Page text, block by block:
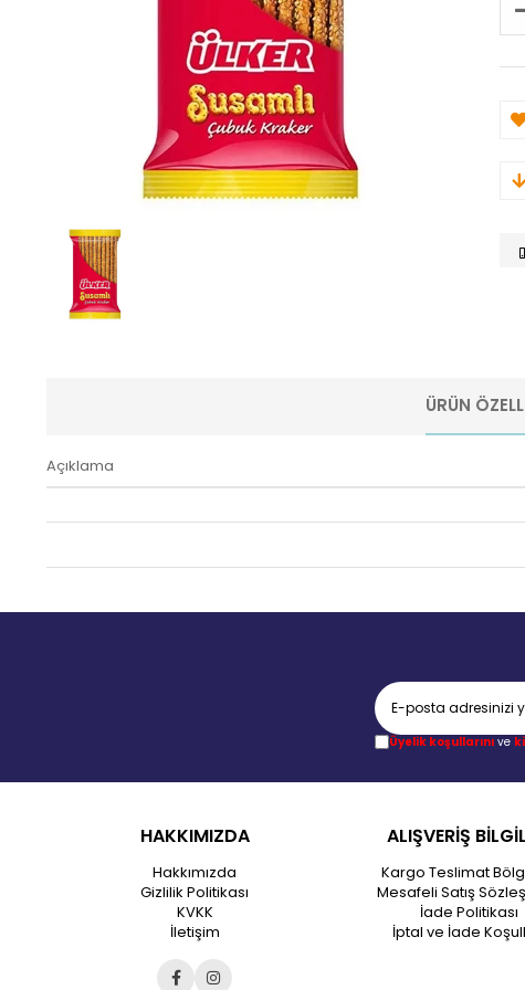
ÜRÜN
Açıklama
Üyelik koşullarınıve
HAKKIMIZDA
Hakkımızda
Gizlilik Politikası
KVKK
İletişim
ALIŞVERİŞ
Kargo Teslimat
Mesafeli Satış
İade Politikası
İptal ve İade